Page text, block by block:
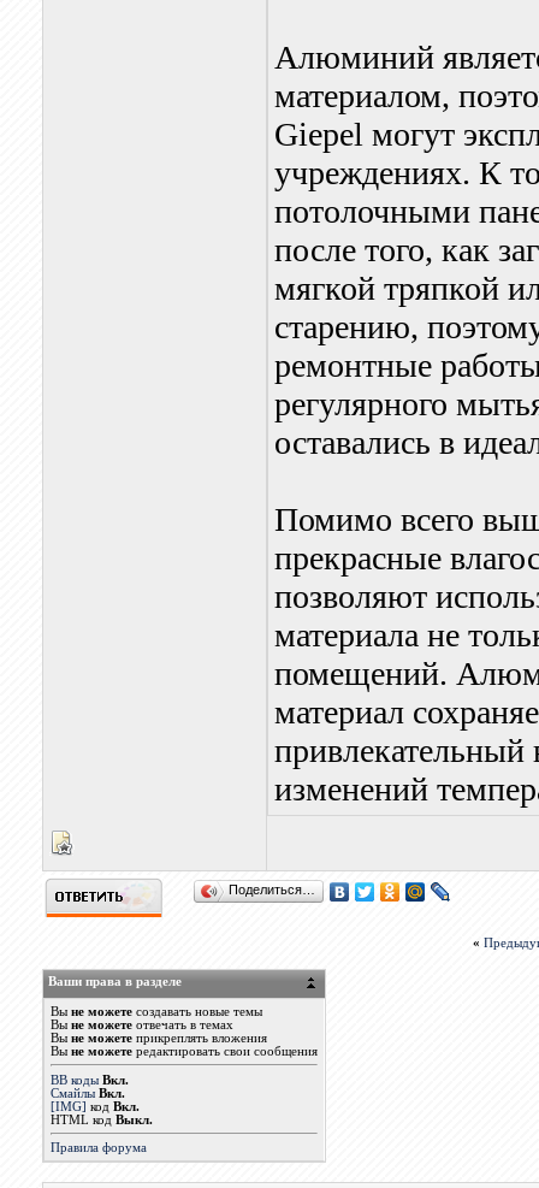
Алюминий
материалом,
Giepel могут
учреждениях. К
потолочными
после того, как
мягкой тряпкой
старению,
ремонтные
регулярного
оставались в
Помимо всего
прекрасные
позволяют
материала не
помещений.
материал
изменений
Поделиться…
«
Ваши права в разделе
Вы не можетесоздавать новые темы
Вы не можетеотвечать в темах
Вы не можетеприкреплять вложения
Вы не можетередактировать свои сообщения
BB коды Вкл.
Смайлы Вкл.
[IMG] код Вкл.
HTML код Выкл.
Правила форума